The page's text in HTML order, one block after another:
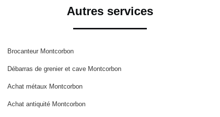
Autres services
Brocanteur Montcorbon
Débarras de grenier et cave Montcorbon
Achat métaux Montcorbon
Achat antiquité Montcorbon